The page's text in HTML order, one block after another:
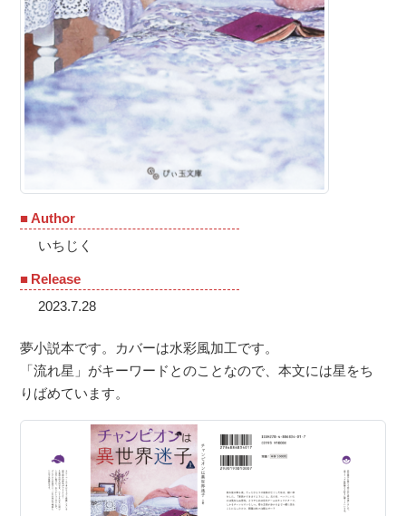
Author
いちじく
Release
2023.7.28
夢小説本です。カバーは水彩風加工です。
「流れ星」がキーワードとのことなので、本文には星をち
りばめています。